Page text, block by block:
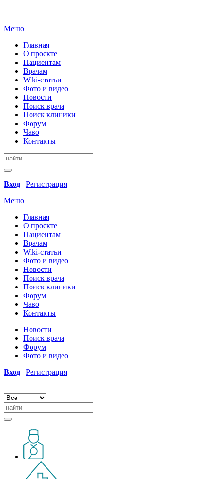
Меню
Главная
О проекте
Пациентам
Врачам
Wiki-статьи
Фото и видео
Новости
Поиск врача
Поиск клиники
Форум
Чаво
Контакты
Вход | Регистрация
Меню
Главная
О проекте
Пациентам
Врачам
Wiki-статьи
Фото и видео
Новости
Поиск врача
Поиск клиники
Форум
Чаво
Контакты
Новости
Поиск врача
Форум
Фото и видео
Вход | Регистрация